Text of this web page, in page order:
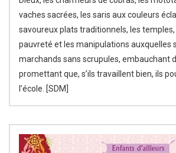
vaches sacrées, les saris aux couleurs
savoureux plats traditionnels, les
pauvreté et les manipulations auxquelles
marchands sans scrupules, embauchant
promettant que, s’ils travaillent bien, ils
l’école. [SDM]